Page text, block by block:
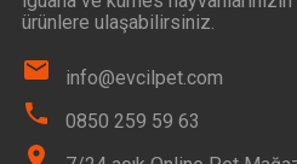
ürünlere ulaşabilirsiniz.
info@evcilpet.com
0850 259 59 63